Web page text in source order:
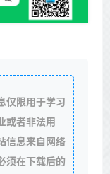
仅限用于学习
或者非法用
信息来自网络
须在下载后的